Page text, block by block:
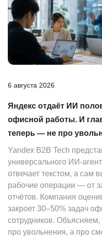
6 августа 2026
Яндекс отдаёт ИИ
офисной работы. И
теперь — не про
Yandex B2B Tech
универсального ИИ-
отвечает текстом, а сам
рабочие операции — от
отчётов. Компания
закроет 30–50% задач
сотрудников. Объясняем,
про увольнения, а про